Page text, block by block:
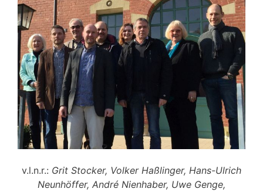
v.l.n.r.: Grit Stocker, Volker Haßlinger, Hans-Ulrich
Neunhöffer, André Nienhaber, Uwe Genge,